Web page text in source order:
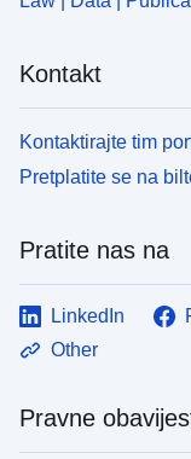
Kontakt
Kontaktirajte tim
Pretplatite se na
Pratite nas na
LinkedIn
Other
Pravne